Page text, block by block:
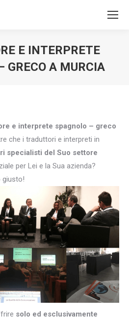
E INTERPRETE
GRECO A MURCIA
e interprete spagnolo – greco
che i traduttori e interpreti in
specialisti del Suo settore
per Lei e la Sua azienda?
giusto!
solo ed esclusivamente